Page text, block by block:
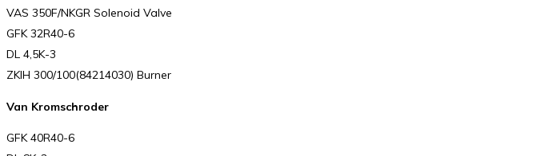
VAS 350F/NKGR Solenoid Valve
GFK 32R40-6
DL 4,5K-3
ZKIH 300/100(84214030) Burner
Van Kromschroder
GFK 40R40-6